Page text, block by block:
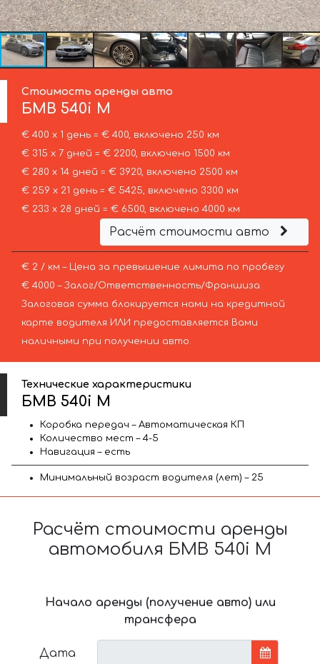
Стоимость аренды авто
БМВ 540i M
€ 400 х 1 день = € 400, включено 250 км
€ 315 х 7 дней = € 2200, включено 1500 км
€ 280 х 14 дней = € 3920, включено 2500 км
€ 259 х 21 день = € 5425, включено 3300 км
€ 233 х 28 дней = € 6500, включено 4000 км
Расчёт стоимости авто
€ 2 / км – Цена за превышение лимита по пробегу
€ 4000 – Залог/Ответственность/Франшиза.
Залоговая сумма блокируется нами на кредитной
карте водителя ИЛИ предоставляется Вами
наличными при получении авто.
Технические характеристики
БМВ 540i M
Коробка передач – Автоматическая КП
Количество мест – 4-5
Навигация – есть
Минимальный возраст водителя (лет) – 25
Расчёт стоимости аренды
автомобиля БМВ 540i M
Начало аренды (получение авто) или
трансфера
Дата